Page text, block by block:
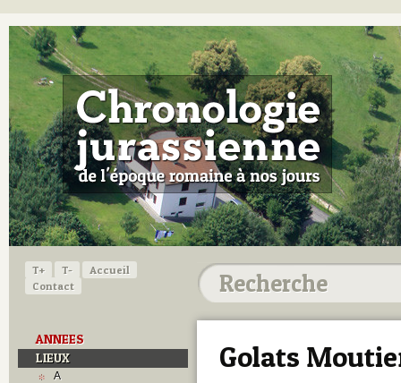
T+ T-
Accueil
Contact
ANNEES
LIEUX
A
Golats